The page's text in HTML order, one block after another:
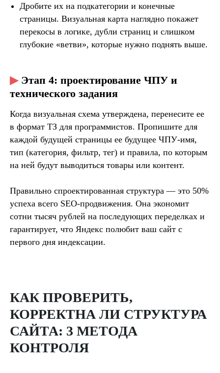
Дробите их на подкатегории и конечные
страницы. Визуальная карта наглядно покажет
перекосы в логике, дубли страниц и слишком
глубокие «ветви», которые нужно поднять выше.
▶Этап 4: проектирование ЧПУ и
технического задания
Когда визуальная схема утверждена, перенесите ее
в формат ТЗ для программистов. Пропишите для
каждой будущей страницы ее будущее ЧПУ-имя,
тип (категория, фильтр, тег) и правила, по которым
на ней будут выводиться товары или контент.
Правильно спроектированная структура — это 50%
успеха всего SEO-продвижения. Она экономит
сотни тысяч рублей на последующих переделках и
гарантирует, что Яндекс полюбит ваш сайт с
первого дня индексации.
КАК ПРОВЕРИТЬ,
КОРРЕКТНА ЛИ СТРУКТУРА
САЙТА: 3 МЕТОДА
КОНТРОЛЯ
ДОЧИТАЛИ СТАТЬЮ?
Для вас бонус —аудит сайта или системы
Я согласен наобработку моих
соглашения